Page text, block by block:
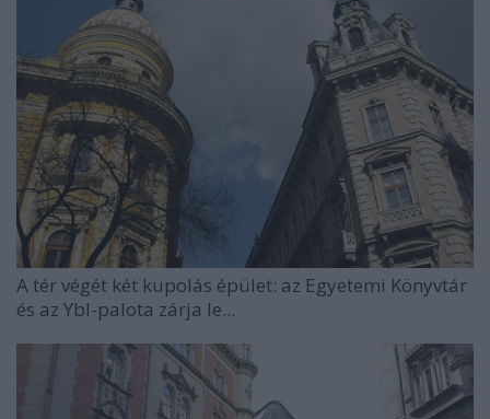
A tér végét két kupolás épület: az Egyetemi Könyvtár
és az Ybl-palota zárja le...